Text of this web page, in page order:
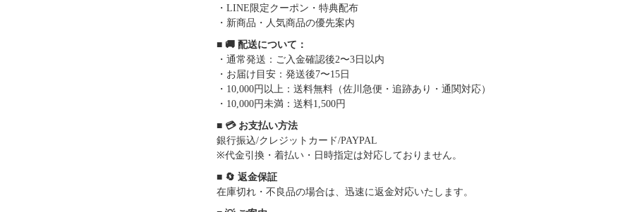
・LINE限定クーポン・特典配布
・新商品・人気商品の優先案内
■ 🚚 配送について：
・通常発送：ご入金確認後2〜3日以内
・お届け目安：発送後7〜15日
・10,000円以上：送料無料（佐川急便・追跡あり・通関対応）
・10,000円未満：送料1,500円
■ 💳 お支払い方法
銀行振込/クレジットカード/PAYPAL
※代金引換・着払い・日時指定は対応しておりません。
■ 🔄 返金保証
在庫切れ・不良品の場合は、迅速に返金対応いたします。